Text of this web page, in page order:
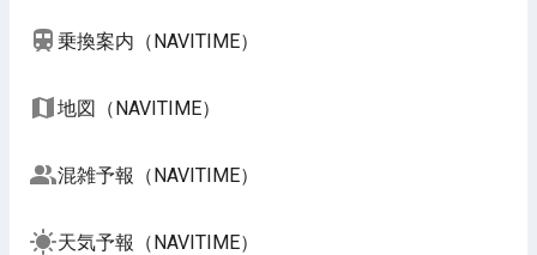
乗換案内（NAVITIME）
地図（NAVITIME）
混雑予報（NAVITIME）
天気予報（NAVITIME）